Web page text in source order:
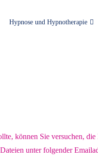
Hypnose und Hypnotherapie
können Sie versuchen, die
unter folgender